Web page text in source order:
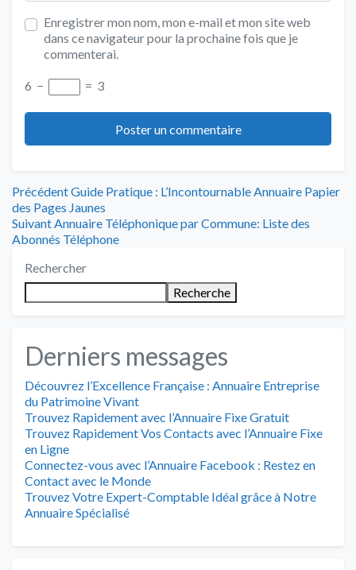
Enregistrer mon nom, mon e-mail et mon site web
dans ce navigateur pour la prochaine fois que je
commenterai.
6 − = 3
Navigation
de
l’article
PrécédentArticle
précédent
:
Guide Pratique : L’Incontournable Annuaire Papier
des Pages Jaunes
Suivant Article
suivant
Annuaire Téléphonique par Commune: Liste des
Abonnés Téléphone
Rechercher
Recherche
Derniers messages
Découvrez l’Excellence Française : Annuaire Entreprise
du Patrimoine Vivant
Trouvez Rapidement avec l’Annuaire Fixe Gratuit
Trouvez Rapidement Vos Contacts avec l’Annuaire Fixe
en Ligne
Connectez-vous avec l’Annuaire Facebook : Restez en
Contact avec le Monde
Trouvez Votre Expert-Comptable Idéal grâce à Notre
Annuaire Spécialisé